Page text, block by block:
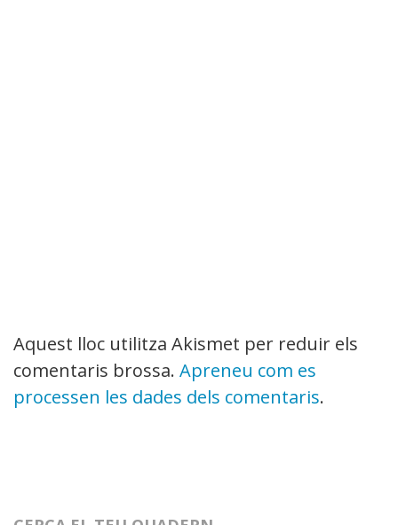
Aquest lloc utilitza Akismet per reduir els
comentaris brossa. Apreneu com es
processen les dades dels comentaris.